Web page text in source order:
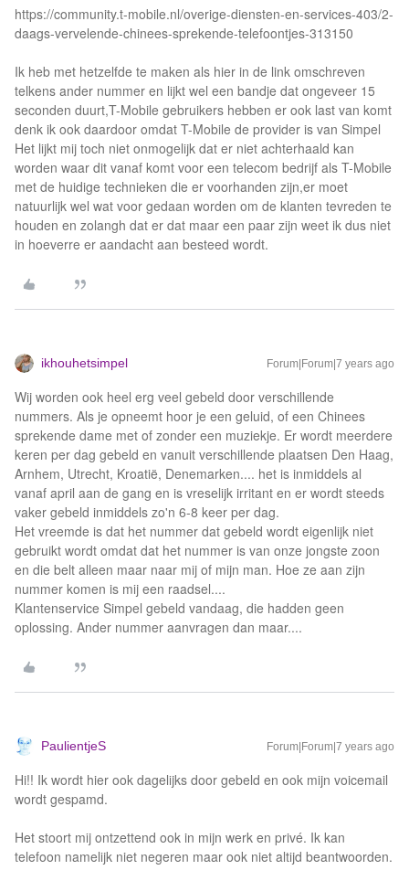
https://community.t-mobile.nl/overige-diensten-en-services-403/2-
daags-vervelende-chinees-sprekende-telefoontjes-313150
Ik heb met hetzelfde te maken als hier in de link omschreven
telkens ander nummer en lijkt wel een bandje dat ongeveer 15
seconden duurt,T-Mobile gebruikers hebben er ook last van komt
denk ik ook daardoor omdat T-Mobile de provider is van Simpel
Het lijkt mij toch niet onmogelijk dat er niet achterhaald kan
worden waar dit vanaf komt voor een telecom bedrijf als T-Mobile
met de huidige technieken die er voorhanden zijn,er moet
natuurlijk wel wat voor gedaan worden om de klanten tevreden te
houden en zolangh dat er dat maar een paar zijn weet ik dus niet
in hoeverre er aandacht aan besteed wordt.
ikhouhetsimpel Forum|Forum|7 years ago
Wij worden ook heel erg veel gebeld door verschillende
nummers. Als je opneemt hoor je een geluid, of een Chinees
sprekende dame met of zonder een muziekje. Er wordt meerdere
keren per dag gebeld en vanuit verschillende plaatsen Den Haag,
Arnhem, Utrecht, Kroatië, Denemarken.... het is inmiddels al
vanaf april aan de gang en is vreselijk irritant en er wordt steeds
vaker gebeld inmiddels zo'n 6-8 keer per dag.
Het vreemde is dat het nummer dat gebeld wordt eigenlijk niet
gebruikt wordt omdat dat het nummer is van onze jongste zoon
en die belt alleen maar naar mij of mijn man. Hoe ze aan zijn
nummer komen is mij een raadsel....
Klantenservice Simpel gebeld vandaag, die hadden geen
oplossing. Ander nummer aanvragen dan maar....
PaulientjeS Forum|Forum|7 years ago
Hi!! Ik wordt hier ook dagelijks door gebeld en ook mijn voicemail
wordt gespamd.
Het stoort mij ontzettend ook in mijn werk en privé. Ik kan
telefoon namelijk niet negeren maar ook niet altijd beantwoorden.